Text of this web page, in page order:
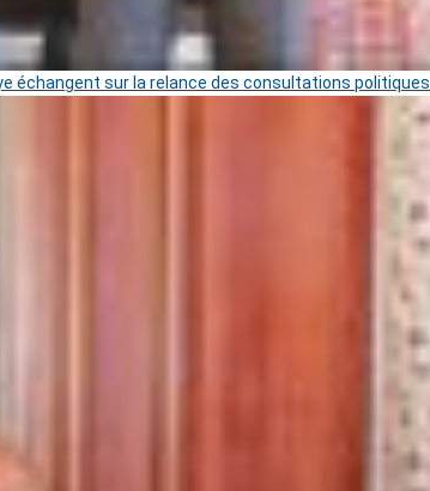
échangent sur la relance des consultations politiques